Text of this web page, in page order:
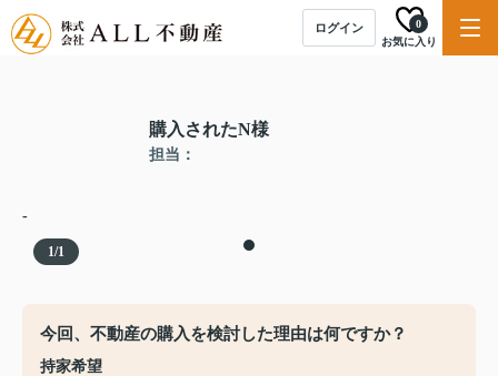
ログイン
お気に入り
0
購入されたN様
担当：
-
1/1
今回、不動産の購入を検討した理由は何ですか？
持家希望